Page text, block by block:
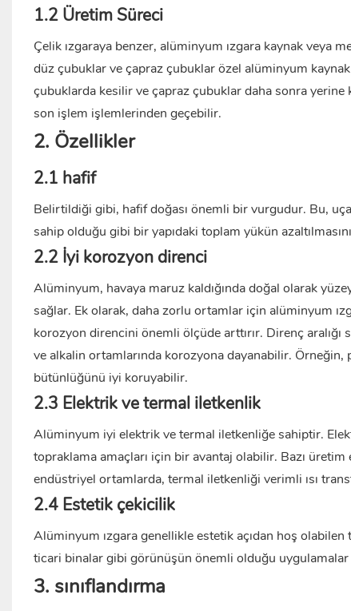
1.2 Üretim Süreci
Çelik ızgaraya benzer, alüminyum ızgara kaynak veya
düz çubuklar ve çapraz çubuklar özel alüminyum
çubuklarda kesilir ve çapraz çubuklar daha sonra
son işlem işlemlerinden geçebilir.
2. Özellikler
2.1 hafif
Belirtildiği gibi, hafif doğası önemli bir vurgudur. Bu,
sahip olduğu gibi bir yapıdaki toplam yükün
2.2 İyi korozyon direnci
Alüminyum, havaya maruz kaldığında doğal olarak
sağlar. Ek olarak, daha zorlu ortamlar için alüminyum
korozyon direncini önemli ölçüde arttırır. Direnç aralığı
ve alkalin ortamlarında korozyona dayanabilir.
bütünlüğünü iyi koruyabilir.
2.3 Elektrik ve termal iletkenlik
Alüminyum iyi elektrik ve termal iletkenliğe sahiptir.
topraklama amaçları için bir avantaj olabilir. Bazı üretim
endüstriyel ortamlarda, termal iletkenliği verimli ısı
2.4 Estetik çekicilik
Alüminyum ızgara genellikle estetik açıdan hoş
ticari binalar gibi görünüşün önemli olduğu
3. sınıflandırma